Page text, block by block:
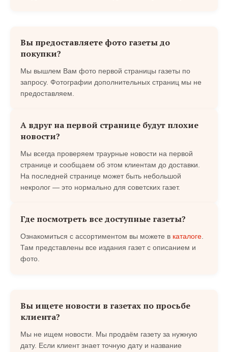
Вы предоставляете фото газеты до
покупки?
Мы вышлем Вам фото первой страницы газеты по
запросу. Фотографии дополнительных страниц мы не
предоставляем.
А вдруг на первой странице будут плохие
новости?
Мы всегда проверяем траурные новости на первой
странице и сообщаем об этом клиентам до доставки.
На последней странице может быть небольшой
некролог — это нормально для советских газет.
Где посмотреть все доступные газеты?
Ознакомиться с ассортиментом вы можете в каталоге
Там представлены все издания газет с описанием и
фото.
Вы ищете новости в газетах по просьбе
клиента?
Мы не ищем новости. Мы продаём газету за нужную
дату. Если клиент знает точную дату и название